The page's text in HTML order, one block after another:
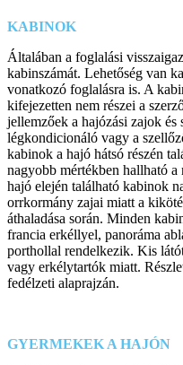
KABINOK
Általában a foglalási
kabinszámát. Lehetőség van
vonatkozó foglalásra is. A
kifejezetten nem részei a
jellemzőek a hajózási zajok
légkondicionáló vagy a
kabinok a hajó hátsó részén
nagyobb mértékben hallható
hajó elején található kabinok
orrkormány zajai miatt a
áthaladása során. Minden
francia erkéllyel, panoráma
porthollal rendelkezik. Kis
vagy erkélytartók miatt.
fedélzeti alaprajzán.
GYERMEKEK A HAJÓN